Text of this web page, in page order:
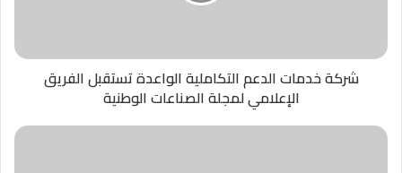
شركة خدمات الدعم التكاملية الواعدة تستقبل الفريق
الإعلامي لمجلة الصناعات الوطنية